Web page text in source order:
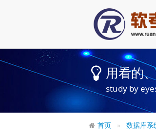
用看的
study by
首页 数据库系